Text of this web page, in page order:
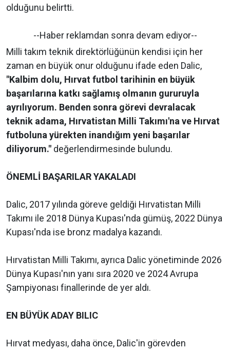
olduğunu belirtti.
--Haber reklamdan sonra devam ediyor--
Milli takım teknik direktörlüğünün kendisi için her
zaman en büyük onur olduğunu ifade eden Dalic,
"Kalbim dolu, Hırvat futbol tarihinin en büyük
başarılarına katkı sağlamış olmanın gururuyla
ayrılıyorum. Benden sonra görevi devralacak
teknik adama, Hırvatistan Milli Takımı'na ve Hırvat
futboluna yürekten inandığım yeni başarılar
diliyorum." değerlendirmesinde bulundu.
ÖNEMLİ BAŞARILAR YAKALADI
Dalic, 2017 yılında göreve geldiği Hırvatistan Milli
Takımı ile 2018 Dünya Kupası'nda gümüş, 2022 Dünya
Kupası'nda ise bronz madalya kazandı.
Hırvatistan Milli Takımı, ayrıca Dalic yönetiminde 2026
Dünya Kupası'nın yanı sıra 2020 ve 2024 Avrupa
Şampiyonası finallerinde de yer aldı.
EN BÜYÜK ADAY BILIC
Hırvat medyası, daha önce, Dalic'in görevden